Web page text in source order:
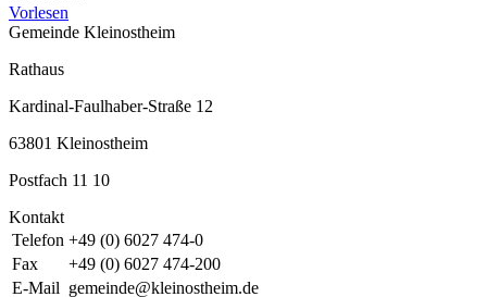
Vorlesen
Gemeinde Kleinostheim
Rathaus
Kardinal-Faulhaber-Straße 12
63801 Kleinostheim
Postfach 11 10
Kontakt
Telefon +49 (0) 6027 474-0
Fax
+49 (0) 6027 474-200
E-Mail gemeinde@kleinostheim.de